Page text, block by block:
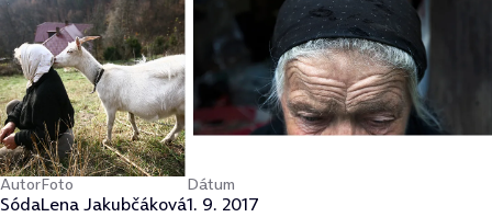
Autor
Sóda
Foto
Lena Jakubčáková
Dátum
1. 9. 2017